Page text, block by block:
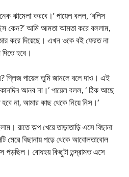
ঝামেলা করবে।’ পায়েল বলল, ‘বলিস
কেন?’ আমি আমতা আমতা করে বললাম,
করে দিয়েছে। এখন ওকে বই ফেরত না
হবে।
প্লিজ পায়েল তুমি জানলে বলে দাও। এই
আনব না।’ পায়েল বলল, ‘ ঠিক আছে
না, আমার কাছ থেকে নিয়ে নিস।’
রাতে অল্প খেয়ে তাড়াতাড়ি এসে বিছানা
মেরে বিছানায় পড়ে থেকে আবোলতাবোল
পড়ছিল। বোধহয় কিছুটা তন্দ্রামত এসে